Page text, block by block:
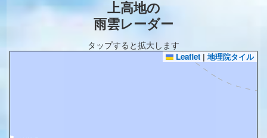
上高地の
雨雲レーダー
タップすると拡大します
Leaflet | 地理院タイル